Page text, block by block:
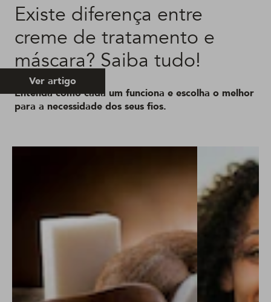
Existe diferença entre
creme de tratamento e
máscara? Saiba tudo!
Entenda como cada um funciona e escolha o melhor
para a necessidade dos seus fios.
Ver artigo